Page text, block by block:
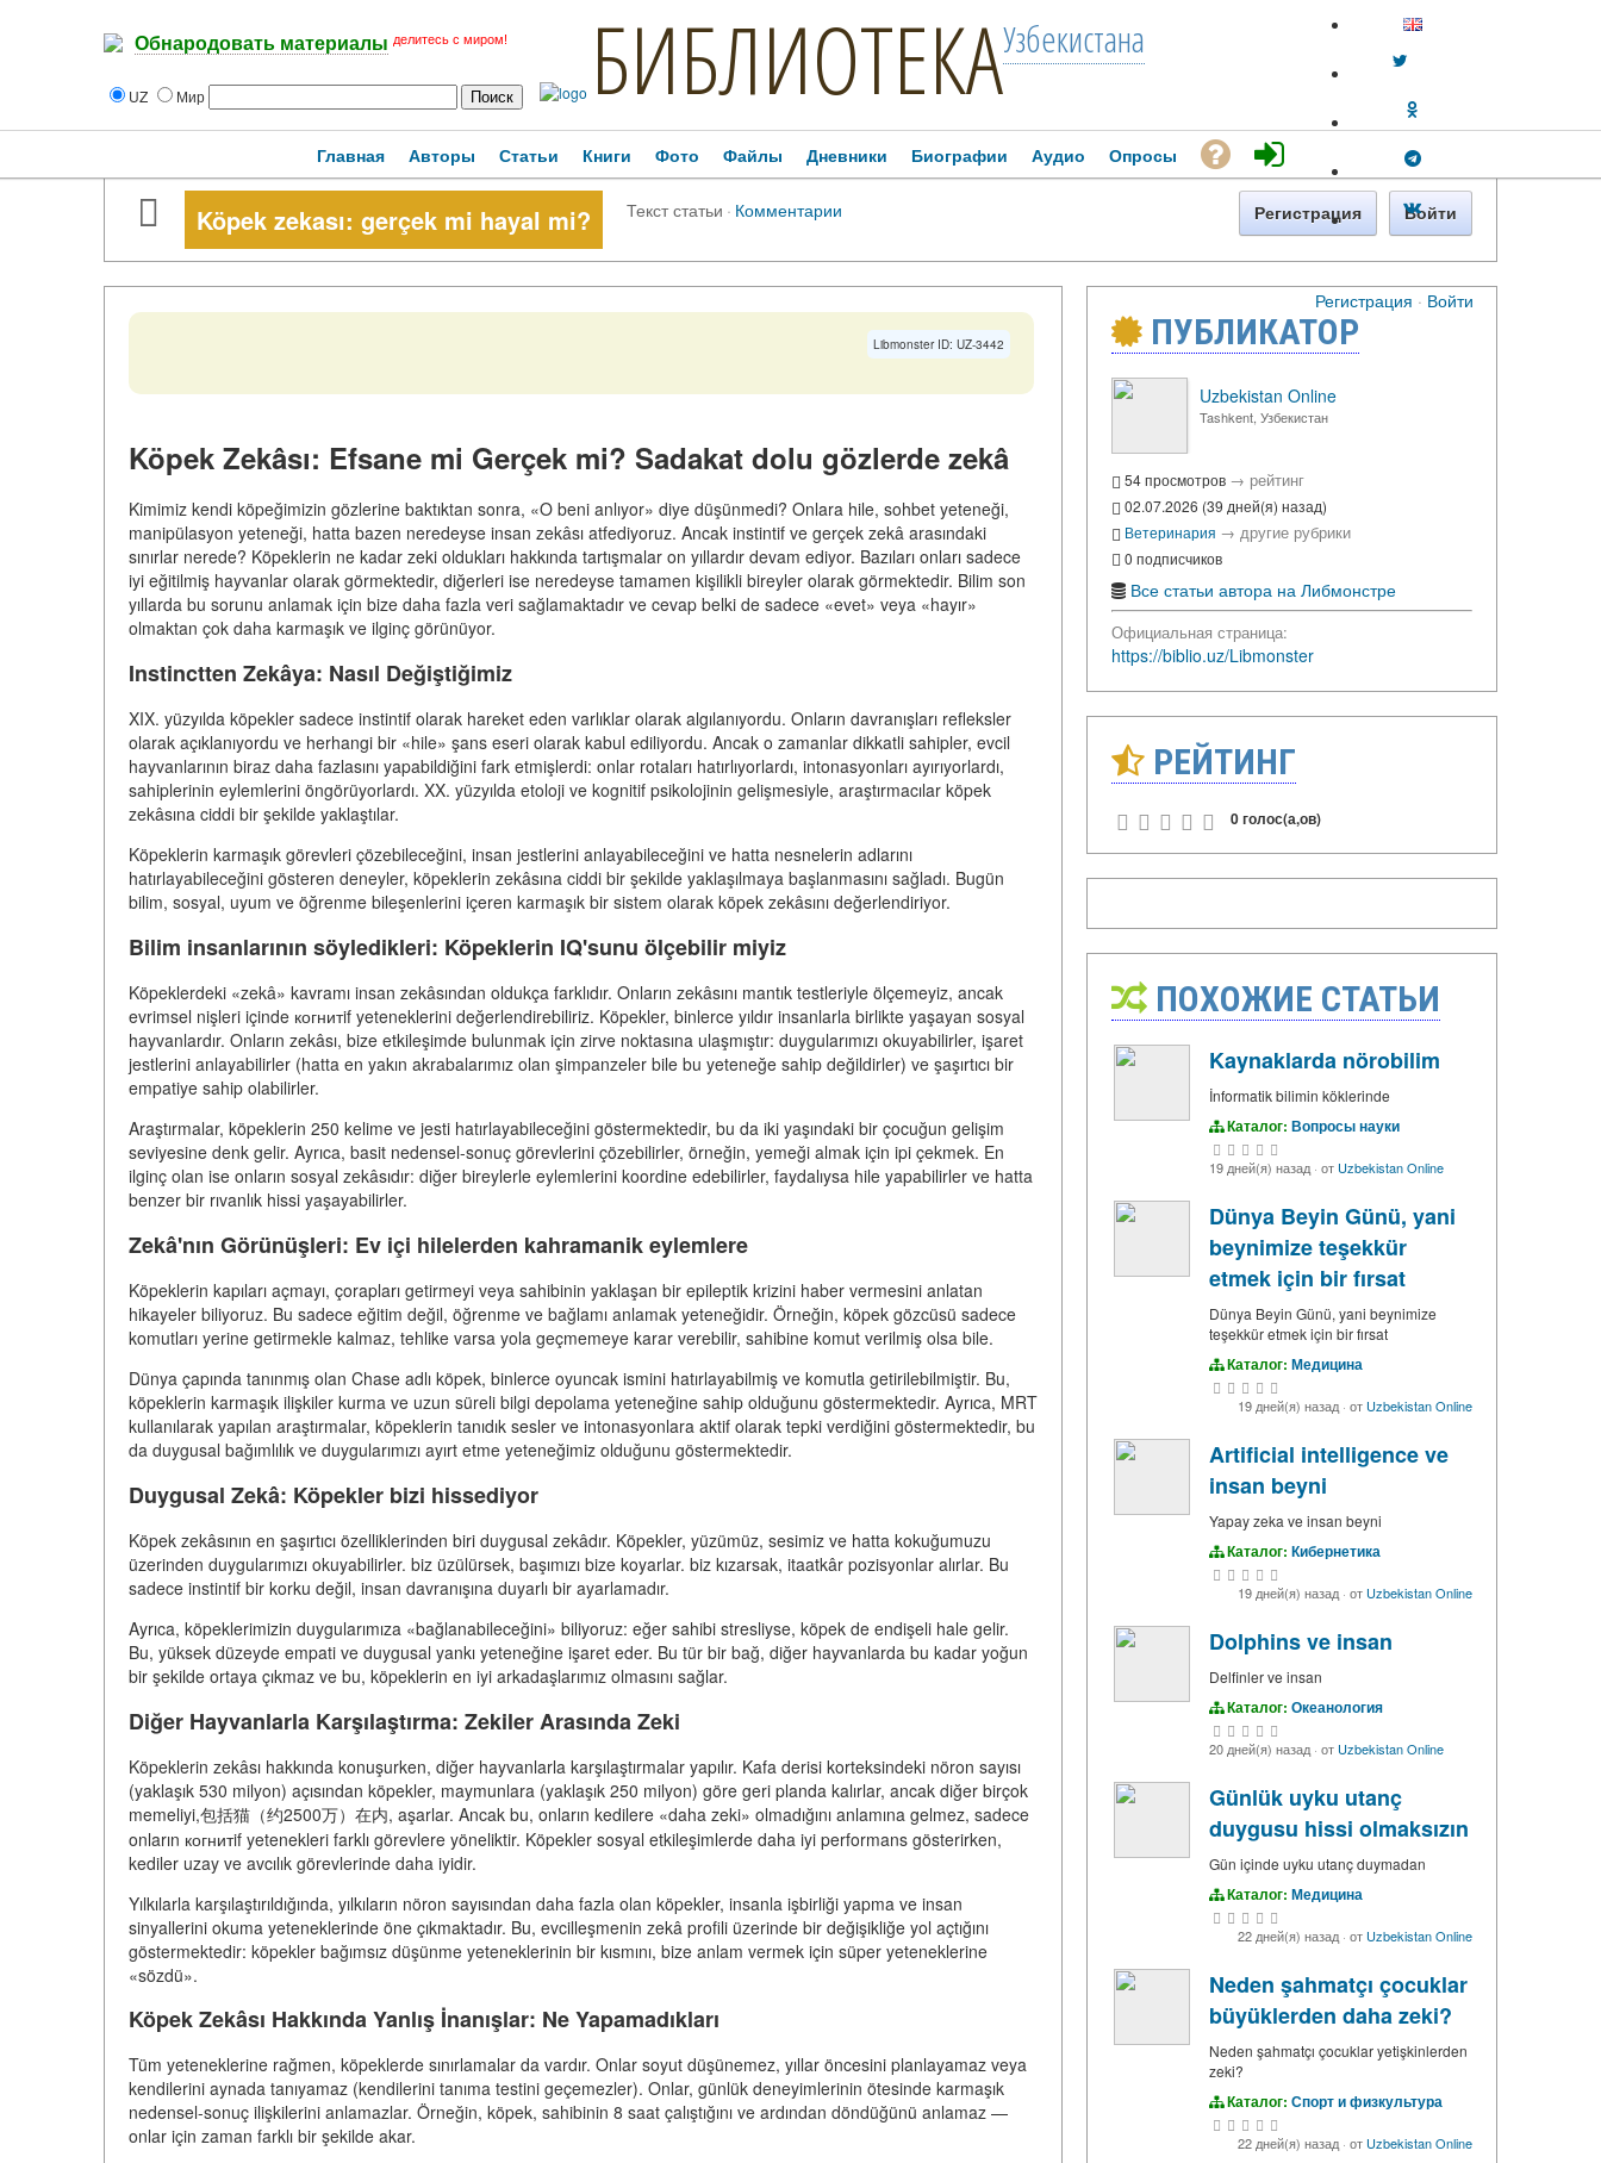
Обнародовать материалы делитесь с миром!
UZ Мир БИБЛИОТЕКАУзбекистана
Регистрация · Войти
Главная Авторы Статьи Книги Фото Файлы Дневники Биографии Аудио Опросы
Köpek zekası: gerçek mi hayal mi? Текст статьи · Комментарии Регистрация Войти
Libmonster ID: UZ-3442
Köpek Zekâsı: Efsane mi Gerçek mi? Sadakat dolu gözlerde zekâ
Kimimiz kendi köpeğimizin gözlerine baktıktan sonra, «O beni anlıyor» diye düşünmedi? Onlara hile, sohbet yeteneği,
manipülasyon yeteneği, hatta bazen neredeyse insan zekâsı atfediyoruz. Ancak instintif ve gerçek zekâ arasındaki
sınırlar nerede? Köpeklerin ne kadar zeki oldukları hakkında tartışmalar on yıllardır devam ediyor. Bazıları onları sadece
iyi eğitilmiş hayvanlar olarak görmektedir, diğerleri ise neredeyse tamamen kişilikli bireyler olarak görmektedir. Bilim son
yıllarda bu sorunu anlamak için bize daha fazla veri sağlamaktadır ve cevap belki de sadece «evet» veya «hayır»
olmaktan çok daha karmaşık ve ilginç görünüyor.
Instinctten Zekâya: Nasıl Değiştiğimiz
XIX. yüzyılda köpekler sadece instintif olarak hareket eden varlıklar olarak algılanıyordu. Onların davranışları refleksler
olarak açıklanıyordu ve herhangi bir «hile» şans eseri olarak kabul ediliyordu. Ancak o zamanlar dikkatli sahipler, evcil
hayvanlarının biraz daha fazlasını yapabildiğini fark etmişlerdi: onlar rotaları hatırlıyorlardı, intonasyonları ayırıyorlardı,
sahiplerinin eylemlerini öngörüyorlardı. XX. yüzyılda etoloji ve kognitif psikolojinin gelişmesiyle, araştırmacılar köpek
zekâsına ciddi bir şekilde yaklaştılar.
Köpeklerin karmaşık görevleri çözebileceğini, insan jestlerini anlayabileceğini ve hatta nesnelerin adlarını
hatırlayabileceğini gösteren deneyler, köpeklerin zekâsına ciddi bir şekilde yaklaşılmaya başlanmasını sağladı. Bugün
bilim, sosyal, uyum ve öğrenme bileşenlerini içeren karmaşık bir sistem olarak köpek zekâsını değerlendiriyor.
Bilim insanlarının söyledikleri: Köpeklerin IQ'sunu ölçebilir miyiz
Köpeklerdeki «zekâ» kavramı insan zekâsından oldukça farklıdır. Onların zekâsını mantık testleriyle ölçemeyiz, ancak
evrimsel nişleri içinde когнитif yeteneklerini değerlendirebiliriz. Köpekler, binlerce yıldır insanlarla birlikte yaşayan sosyal
hayvanlardır. Onların zekâsı, bize etkileşimde bulunmak için zirve noktasına ulaşmıştır: duygularımızı okuyabilirler, işaret
jestlerini anlayabilirler (hatta en yakın akrabalarımız olan şimpanzeler bile bu yeteneğe sahip değildirler) ve şaşırtıcı bir
empatiye sahip olabilirler.
Araştırmalar, köpeklerin 250 kelime ve jesti hatırlayabileceğini göstermektedir, bu da iki yaşındaki bir çocuğun gelişim
seviyesine denk gelir. Ayrıca, basit nedensel-sonuç görevlerini çözebilirler, örneğin, yemeği almak için ipi çekmek. En
ilginç olan ise onların sosyal zekâsıdır: diğer bireylerle eylemlerini koordine edebilirler, faydalıysa hile yapabilirler ve hatta
benzer bir rıvanlık hissi yaşayabilirler.
Zekâ'nın Görünüşleri: Ev içi hilelerden kahramanik eylemlere
Köpeklerin kapıları açmayı, çorapları getirmeyi veya sahibinin yaklaşan bir epileptik krizini haber vermesini anlatan
hikayeler biliyoruz. Bu sadece eğitim değil, öğrenme ve bağlamı anlamak yeteneğidir. Örneğin, köpek gözcüsü sadece
komutları yerine getirmekle kalmaz, tehlike varsa yola geçmemeye karar verebilir, sahibine komut verilmiş olsa bile.
Dünya çapında tanınmış olan Chase adlı köpek, binlerce oyuncak ismini hatırlayabilmiş ve komutla getirilebilmiştir. Bu,
köpeklerin karmaşık ilişkiler kurma ve uzun süreli bilgi depolama yeteneğine sahip olduğunu göstermektedir. Ayrıca, MRT
kullanılarak yapılan araştırmalar, köpeklerin tanıdık sesler ve intonasyonlara aktif olarak tepki verdiğini göstermektedir, bu
da duygusal bağımlılık ve duygularımızı ayırt etme yeteneğimiz olduğunu göstermektedir.
Duygusal Zekâ: Köpekler bizi hissediyor
Köpek zekâsının en şaşırtıcı özelliklerinden biri duygusal zekâdır. Köpekler, yüzümüz, sesimiz ve hatta kokuğumuzu
üzerinden duygularımızı okuyabilirler. biz üzülürsek, başımızı bize koyarlar. biz kızarsak, itaatkâr pozisyonlar alırlar. Bu
sadece instintif bir korku değil, insan davranışına duyarlı bir ayarlamadır.
Ayrıca, köpeklerimizin duygularımıza «bağlanabileceğini» biliyoruz: eğer sahibi stresliyse, köpek de endişeli hale gelir.
Bu, yüksek düzeyde empati ve duygusal yankı yeteneğine işaret eder. Bu tür bir bağ, diğer hayvanlarda bu kadar yoğun
bir şekilde ortaya çıkmaz ve bu, köpeklerin en iyi arkadaşlarımız olmasını sağlar.
Diğer Hayvanlarla Karşılaştırma: Zekiler Arasında Zeki
Köpeklerin zekâsı hakkında konuşurken, diğer hayvanlarla karşılaştırmalar yapılır. Kafa derisi korteksindeki nöron sayısı
(yaklaşık 530 milyon) açısından köpekler, maymunlara (yaklaşık 250 milyon) göre geri planda kalırlar, ancak diğer birçok
memeliyi,包括猫（约2500万）在内, aşarlar. Ancak bu, onların kedilere «daha zeki» olmadığını anlamına gelmez, sadece
onların когнитif yetenekleri farklı görevlere yöneliktir. Köpekler sosyal etkileşimlerde daha iyi performans gösterirken,
kediler uzay ve avcılık görevlerinde daha iyidir.
Yılkılarla karşılaştırıldığında, yılkıların nöron sayısından daha fazla olan köpekler, insanla işbirliği yapma ve insan
sinyallerini okuma yeteneklerinde öne çıkmaktadır. Bu, evcilleşmenin zekâ profili üzerinde bir değişikliğe yol açtığını
göstermektedir: köpekler bağımsız düşünme yeteneklerinin bir kısmını, bize anlam vermek için süper yeteneklerine
«sözdü».
Köpek Zekâsı Hakkında Yanlış İnanışlar: Ne Yapamadıkları
Tüm yeteneklerine rağmen, köpeklerde sınırlamalar da vardır. Onlar soyut düşünemez, yıllar öncesini planlayamaz veya
kendilerini aynada tanıyamaz (kendilerini tanıma testini geçemezler). Onlar, günlük deneyimlerinin ötesinde karmaşık
nedensel-sonuç ilişkilerini anlamazlar. Örneğin, köpek, sahibinin 8 saat çalıştığını ve ardından döndüğünü anlamaz —
onlar için zaman farklı bir şekilde akar.
ПУБЛИКАТОР
Uzbekistan Online
Tashkent, Узбекистан
54 просмотров → рейтинг
02.07.2026 (39 дней(я) назад)
Ветеринария → другие рубрики
0 подписчиков
Все статьи автора на Либмонстре
Официальная страница:
https://biblio.uz/Libmonster
РЕЙТИНГ
0 голос(а,ов)
ПОХОЖИЕ СТАТЬИ
Kaynaklarda nörobilim
İnformatik bilimin köklerinde
Каталог: Вопросы науки
19 дней(я) назад· от Uzbekistan Online
Dünya Beyin Günü, yani
beynimize teşekkür
etmek için bir fırsat
Dünya Beyin Günü, yani beynimize
teşekkür etmek için bir fırsat
Каталог: Медицина
19 дней(я) назад· от Uzbekistan Online
Artificial intelligence ve
insan beyni
Yapay zeka ve insan beyni
Каталог: Кибернетика
19 дней(я) назад· от Uzbekistan Online
Dolphins ve insan
Delfinler ve insan
Каталог: Океанология
20 дней(я) назад· от Uzbekistan Online
Günlük uyku utanç
duygusu hissi olmaksızın
Gün içinde uyku utanç duymadan
Каталог: Медицина
22 дней(я) назад· от Uzbekistan Online
Neden şahmatçı çocuklar
büyüklerden daha zeki?
Neden şahmatçı çocuklar yetişkinlerden
zeki?
Каталог: Спорт и физкультура
22 дней(я) назад· от Uzbekistan Online